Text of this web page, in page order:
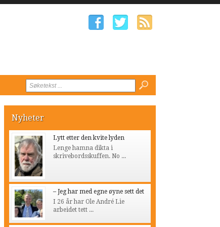
Nyheter
Lytt etter den kvite lyden
Lenge hamna dikta i
skrivebordsskuffen. No ...
– Jeg har med egne øyne sett det
I 26 år har Ole André Lie
arbeidet tett ...